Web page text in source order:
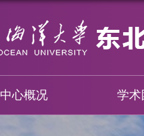
中心概况 学术